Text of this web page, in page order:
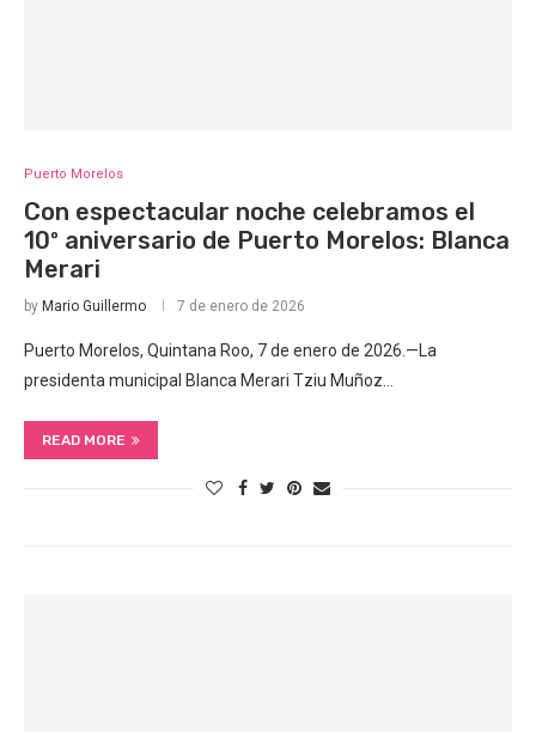
Puerto Morelos
Con espectacular noche celebramos el
10º aniversario de Puerto Morelos: Blanca
Merari
by Mario Guillermo 7 de enero de 2026
Puerto Morelos, Quintana Roo, 7 de enero de 2026.—La
presidenta municipal Blanca Merari Tziu Muñoz…
READ MORE